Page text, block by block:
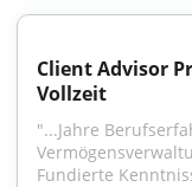
Client Advisor
Vollzeit
"...Jahre
Fundierte